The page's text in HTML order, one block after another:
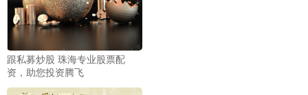
跟私募炒股 珠海专业股票配
资，助您投资腾飞